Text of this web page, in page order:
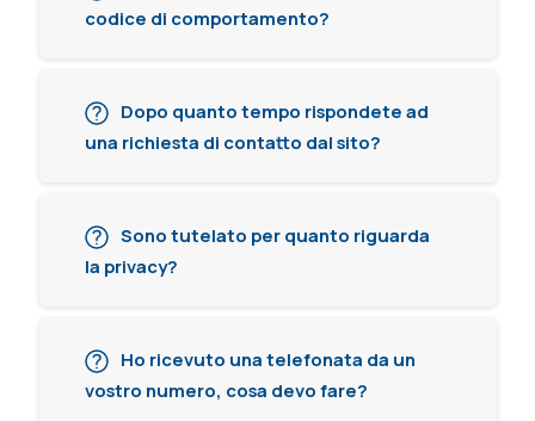
codice di comportamento?
Dopo quanto tempo rispondete ad
una richiesta di contatto dal sito?
Sono tutelato per quanto riguarda
la privacy?
Ho ricevuto una telefonata da un
vostro numero, cosa devo fare?